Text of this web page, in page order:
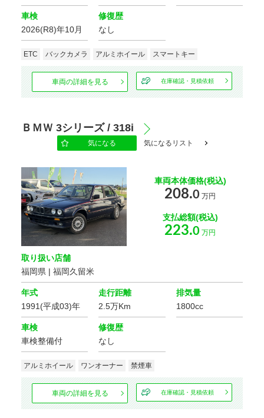
車検
2026(R8)年10月
修復歴
なし
ETC バックカメラ アルミホイール スマートキー
車両の詳細を見る 在庫確認・見積依頼
ＢＭＷ 3シリーズ / 318i
気になる 気になるリスト
車両本体価格(税込)
208.0 万円
支払総額(税込)
223.0 万円
取り扱い店舗
福岡県 | 福岡久留米
年式
1991(平成03)年
走行距離
2.5万Km
排気量
1800cc
車検
車検整備付
修復歴
なし
アルミホイール ワンオーナー 禁煙車
車両の詳細を見る 在庫確認・見積依頼